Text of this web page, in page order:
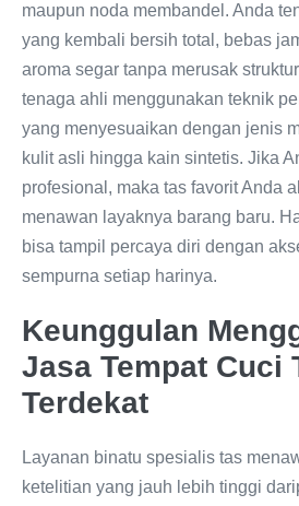
maupun noda membandel. Anda
yang kembali bersih total, bebas
aroma segar tanpa merusak
tenaga ahli menggunakan teknik
yang menyesuaikan dengan jenis
kulit asli hingga kain sintetis. Jika
profesional, maka tas favorit Anda
menawan layaknya barang baru.
bisa tampil percaya diri dengan
sempurna setiap harinya.
Keunggulan
Jasa Tempat Cuci
Terdekat
Layanan binatu spesialis tas
ketelitian yang jauh lebih tinggi